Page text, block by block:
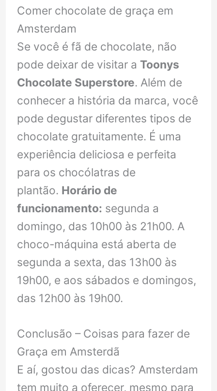
Comer chocolate de graça em
Amsterdam
Se você é fã de chocolate, não
pode deixar de visitar aToonys
Chocolate Superstore. Além de
conhecer a história da marca, você
pode degustar diferentes tipos de
chocolate gratuitamente. É uma
experiência deliciosa e perfeita
para os chocólatras de
plantão. Horário de
funcionamento: segunda a
domingo, das 10h00 às 21h00. A
choco-máquina está aberta de
segunda a sexta, das 13h00 às
19h00, e aos sábados e domingos,
das 12h00 às 19h00.
Conclusão – Coisas para fazer de
Graça em Amsterdã
E aí, gostou das dicas? Amsterdam
tem muito a oferecer, mesmo para